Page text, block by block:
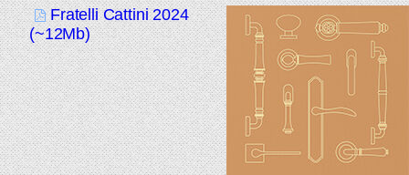
Fratelli Cattini 2024
(~12Mb)